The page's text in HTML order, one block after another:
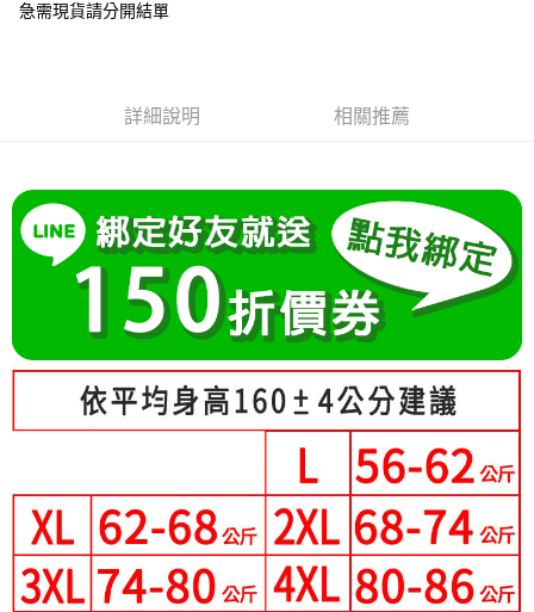
1.本服務由台灣大哥大提供，台灣大哥大用戶可立即使用無須另外申請。
3.實際核准額度、可分期數及費用金額請依後續交易確認頁面所載為準。
4.訂單成立30分鐘內，如未前往確認交易或遇審核未通過，訂單將自動取
消。如遇「轉專審核」未通過狀況，表示未達大哥付你分期系統評分，恕無
法說明評估內容。
【繳款方式說明】
1.分期款項不併入電信帳單，「大哥付你分期」於每月結算日後寄送繳費提
2.透過簡訊連結打開帳單後，可選擇「超商條碼／台灣大直營門市／銀行轉
帳／街口支付／iPASS MONEY」等通路繳費。
【注意事項】
用戶於交易時，得透過本服務購買商品或服務，並由商店將買賣／分期付款
買賣價金債權讓與本公司後，依約使用本公司帳單繳交帳款。
2.基於同意付款使用「大哥付你分期」之契約關係目的，商店將以您的個人
資料（包含姓名、電話或地址）提供予台灣大哥大進項蒐集、處理及利用，
由本公司與您本人進行分期帳單所需資料之確認、核對及更正。
3.完整用戶服務條款，請詳閱以下連結：https://oppay.tw/userRule
AFTEE先享後付
AFTEE先享後付是「在收到商品之後才付款」的支付方式。 讓您購物簡單
便利好安心！
１．簡單：不需註冊會員、不需綁卡、不需儲值。
２．便利：只要手機號碼，簡訊認證，即可結帳。
３．安心：先確認商品／服務後，再付款。
【「AFTEE先享後付」結帳流程】
１．於結帳方式選擇「AFTEE先享後付」後，將跳轉至「AFTEE先享後付」
結帳頁面，進行簡訊認證並確認金額後，即可完成結帳。
２．訂單成立數日內，您將收到繳費通知簡訊。
３．收到繳費通知簡訊後14天內，點擊此簡訊中的連結，可透過四大超商／
ATM／網路銀行／等多元方式進行付款，方視為交易完成。
※ 請注意：結帳手續完成當下不需立刻繳費，但若您需要取消訂單，請聯絡
購買商品的店家。未經商家同意取消之訂單仍視為有效，需透過AFTEE先享
後付繳納相關費用。
※ 交易是否成功請以「AFTEE先享後付 」之結帳頁面顯示為準，若有關於
是否繳費成功／繳費後需取消欲退款等相關疑問，請聯繫「AFTEE先享後付
客戶支援中心」https://netprotections.freshdesk.com/support/home
【注意事項】
Hami Point
相關說明
「Hami Point」為中華電信所提供之點數服務，可於會員專區綁定中華電信
會員帳號後，即可在購物車使用 Hami Point 折抵消費金額 (1點等於1元)。
ATM付款
全家付款取貨
每筆NT$80，滿NT$699(含以上)免運費
付款後全家取貨
付款後萊爾富取貨
每筆NT$80，滿NT$699(含以上)免運費
7-11付款取貨
急需現貨請分開結單
詳細說明 相關推薦